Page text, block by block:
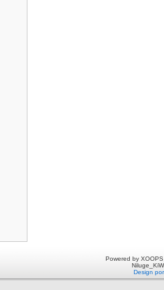
Powered by
Design